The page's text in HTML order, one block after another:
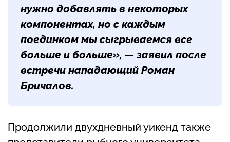
нужно добавлять в некоторых
компонентах, но с каждым
поединком мы сыгрываемся все
больше и больше», — заявил после
встречи нападающий Роман
Бричалов.
Продолжили двухдневный уикенд также